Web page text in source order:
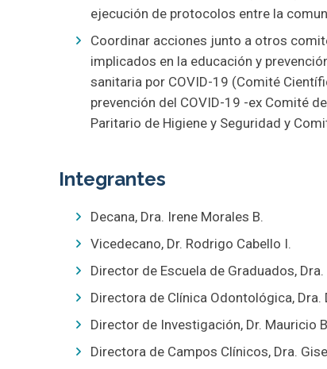
ejecución de protocolos entre la
Coordinar acciones junto a otros
implicados en la educación y
sanitaria por COVID-19 (Comité
prevención del COVID-19 -ex Comité
Paritario de Higiene y Seguridad y
Integrantes
Decana, Dra. Irene Morales B.
Vicedecano, Dr. Rodrigo Cabello I.
Director de Escuela de Graduados,
Directora de Clínica Odontológica, Dra.
Director de Investigación, Dr. Mauricio
Directora de Campos Clínicos, Dra.